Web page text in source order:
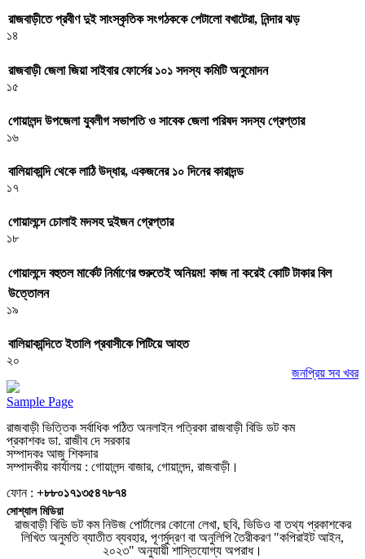
রাজবাড়ীতে প্রবীণ দুই সাংস্কৃতিক সংগঠককে পেটালো বখাটেরা, নিন্দার ঝড়
১৪
রাজবাড়ী জেলা জিয়া সাইবার ফোর্সের ১০১ সদস্য কমিটি অনুমোদন
১৫
গোয়ালন্দ উপজেলা যুবলীগ সভাপতি ও সাবেক জেলা পরিষদ সদস্য গ্রেপ্তার
১৬
বালিয়াকান্দি থেকে লাঠি উদ্ধার, একজনের ১০ দিনের কারাদন্ড
১৭
গোয়ালন্দে চোলাই মদসহ দুইজন গ্রেপ্তার
১৮
গোয়ালন্দে বহুতল মার্কেট নির্মাণের শুরুতেই অনিয়ম! কাজ না করেই কোটি টাকার বিল
উত্তোলন
১৯
বালিয়াকান্দিতে ইতালি প্রবাসীকে পিটিয়ে আহত
২০
জনপ্রিয় সব খবর
Sample Page
রাজবাড়ী ভিত্তিক সর্বাধিক পঠিত অনলাইন পত্রিকা রাজবাড়ী বিডি ডট কম
প্রকাশকঃ ডা. রাজীব দে সরকার
সম্পাদকঃ আজু শিকদার
সম্পাদকীয় কার্যালয় : গোয়ালন্দ বাজার, গোয়ালন্দ, রাজবাড়ী।
ফোন : +৮৮০১৭১৩৫৪৭৮৭৪
সোশ্যাল মিডিয়া
রাজবাড়ী বিডি ডট কম নিউজ পোর্টালের কোনো লেখা, ছবি, ভিডিও বা তথ্য প্রকাশকের
লিখিত অনুমতি ব্যাতীত ব্যবহার, পূণর্মুদ্রণ বা অনুলিপি তৈরীকরণ "কপিরাইট আইন,
২০২৩" অনুযায়ী শাস্তিযোগ্য অপরাধ।